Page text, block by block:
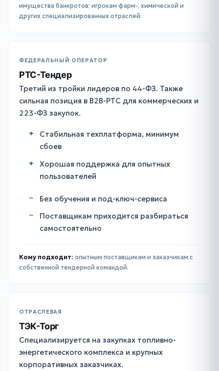
имущества банкротов; игрокам фарм-, химической и
других специализированных отраслей.
ФЕДЕРАЛЬНЫЙ ОПЕРАТОР
РТС-Тендер
Третий из тройки лидеров по 44-ФЗ. Также
сильная позиция в B2B-РТС для коммерческих и
223-ФЗ закупок.
Стабильная техплатформа, минимум
сбоев
Хорошая поддержка для опытных
пользователей
Без обучения и под-ключ-сервиса
Поставщикам приходится разбираться
самостоятельно
Кому подходит: опытным поставщикам и заказчикам с
собственной тендерной командой.
ОТРАСЛЕВАЯ
ТЭК-Торг
Специализируется на закупках топливно-
энергетического комплекса и крупных
корпоративных заказчиках.